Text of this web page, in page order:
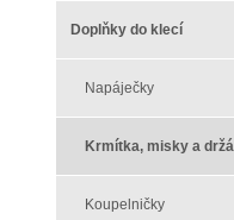
Doplňky do klecí
Napáječky
Krmítka, misky a
Koupelničky